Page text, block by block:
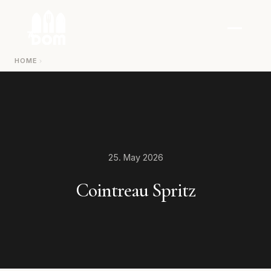
HOME
25. May 2026
Cointreau Spritz